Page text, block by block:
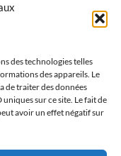
des technologies telles
des appareils. Le
de traiter des données
sur ce site. Le fait de
avoir un effet négatif sur